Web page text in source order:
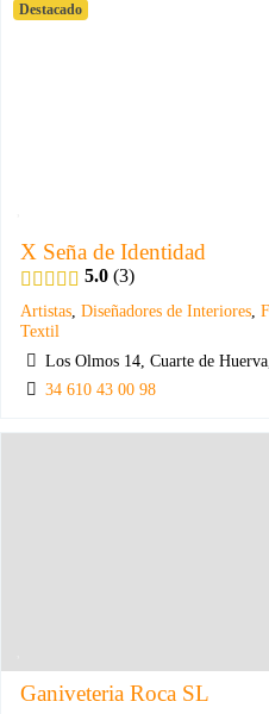
X Seña de Identidad
5.0 3
Artistas, Diseñadores de Interiores,
Textil
Los Olmos 14, Cuarte de
34 610 43 00 98
Destacado
Ganiveteria Roca SL